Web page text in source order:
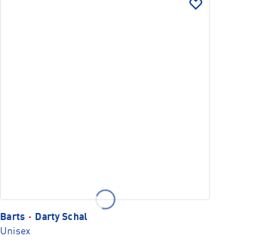
Barts ·
Darty Schal
Unisex